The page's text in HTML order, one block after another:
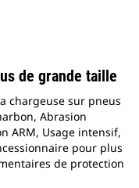
de grande taille
chargeuse sur pneus
Abrasion
ARM, Usage intensif,
pour plus
de protection